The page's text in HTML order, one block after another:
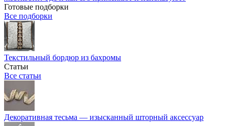
Готовые подборки
Все подборки
Текстильный бордюр из бахромы
Статьи
Все статьи
Декоративная тесьма — изысканный шторный аксессуар